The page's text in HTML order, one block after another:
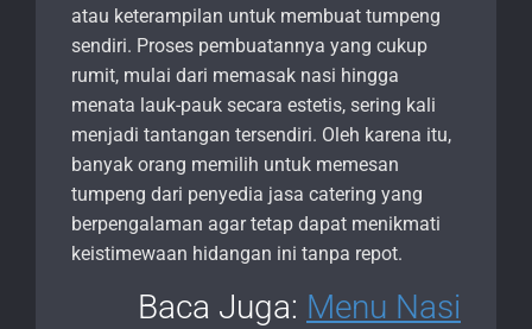
atau keterampilan untuk membuat tumpeng
sendiri. Proses pembuatannya yang cukup
rumit, mulai dari memasak nasi hingga
menata lauk-pauk secara estetis, sering kali
menjadi tantangan tersendiri. Oleh karena itu,
banyak orang memilih untuk memesan
tumpeng dari penyedia jasa catering yang
berpengalaman agar tetap dapat menikmati
keistimewaan hidangan ini tanpa repot.
Baca Juga: Menu Nasi